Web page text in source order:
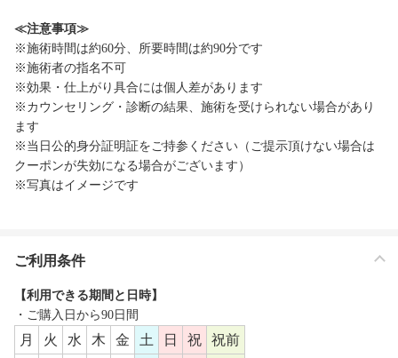
≪注意事項≫
※施術時間は約60分、所要時間は約90分です
※施術者の指名不可
※効果・仕上がり具合には個人差があります
※カウンセリング・診断の結果、施術を受けられない場合があり
ます
※当日公的身分証明証をご持参ください（ご提示頂けない場合は
クーポンが失効になる場合がございます）
※写真はイメージです
ご利用条件
【利用できる期間と日時】
・ご購入日から90日間
月 火 水 木 金 土 日 祝 祝前